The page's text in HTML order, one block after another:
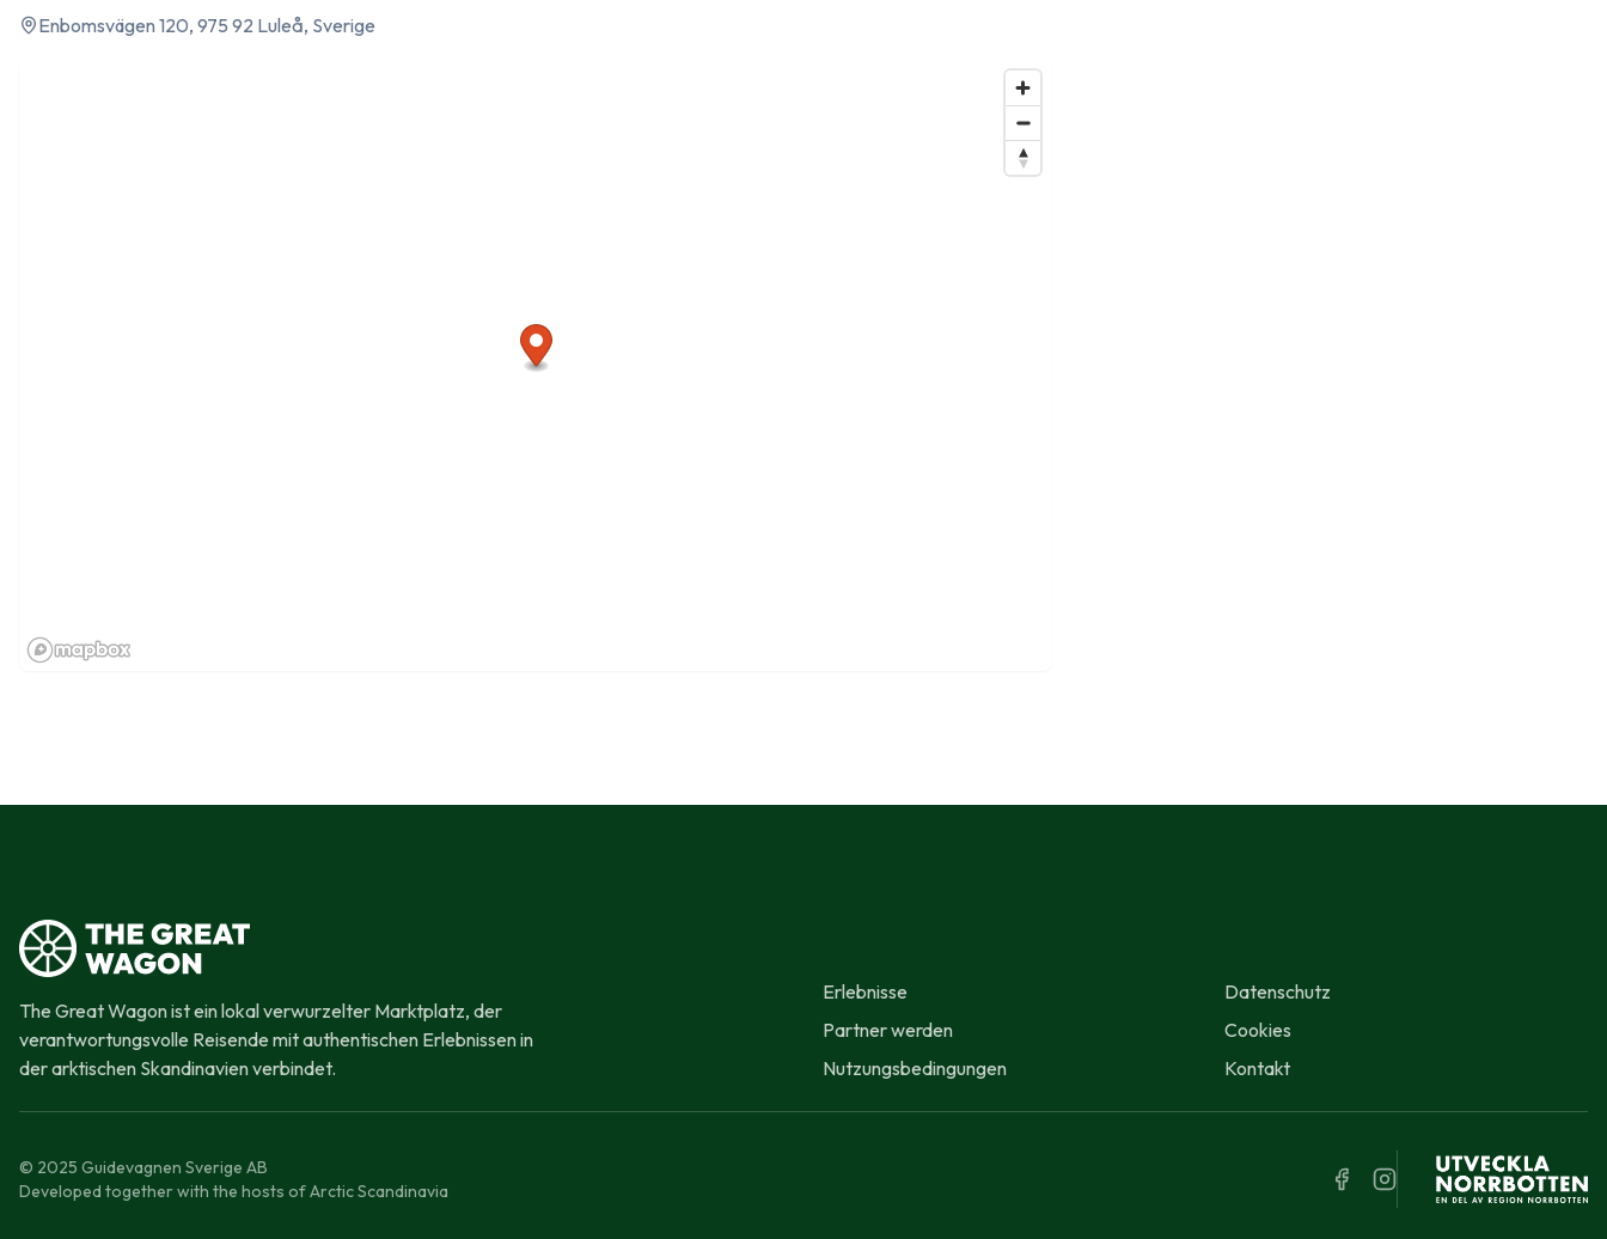
Enbomsvägen 120, 975 92 Luleå, Sverige
The Great Wagon ist ein lokal verwurzelter Marktplatz, der
verantwortungsvolle Reisende mit authentischen Erlebnissen in
der arktischen Skandinavien verbindet.
Erlebnisse
Partner werden
Nutzungsbedingungen
Datenschutz
Cookies
Kontakt
© 2025 Guidevagnen Sverige AB
Developed together with the hosts of Arctic Scandinavia